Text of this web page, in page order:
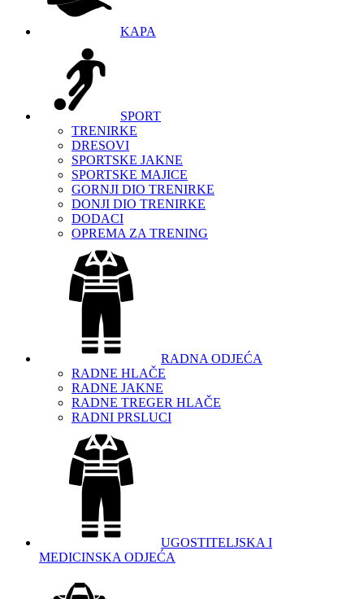
KAPA
SPORT
TRENIRKE
DRESOVI
SPORTSKE JAKNE
SPORTSKE MAJICE
GORNJI DIO TRENIRKE
DONJI DIO TRENIRKE
DODACI
OPREMA ZA TRENING
RADNA ODJEĆA
RADNE HLAČE
RADNE JAKNE
RADNE TREGER HLAČE
RADNI PRSLUCI
UGOSTITELJSKA I
MEDICINSKA ODJEĆA